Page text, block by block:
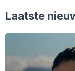
Laatste